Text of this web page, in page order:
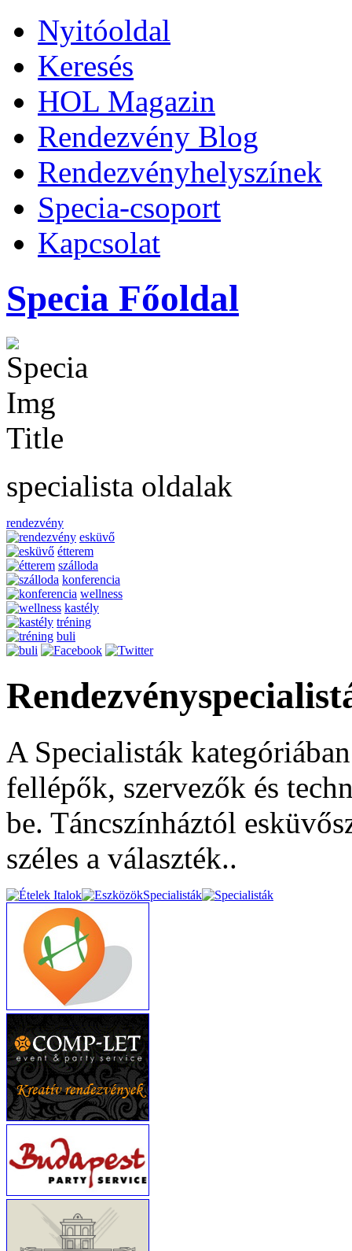
Nyitóoldal
Keresés
HOL Magazin
Rendezvény Blog
Rendezvényhelyszínek
Specia-csoport
Kapcsolat
Specia Főoldal
specialista oldalak
rendezvény
esküvő
étterem
szálloda
konferencia
wellness
kastély
tréning
buli
A Specialisták
fellépők, szervezők és
be. Táncszínháztól
széles a választék..
Specialisták